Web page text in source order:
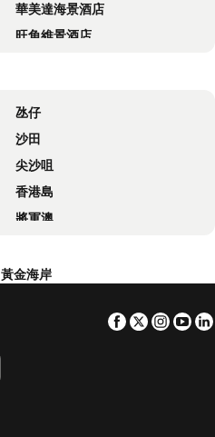
華美達海景酒店
旺角維景酒店
Dorsett Tsuen Wan, Hong Kong
迪士尼好萊塢酒店
Hotel COZi Oasis
Hotel Ease Tsuen Wan
Hotel Ease Access Tsuen Wan
Four Points by Sheraton Hong Kong, Tung Chung
宜必思香港中上環酒店
氹仔
沙田
尖沙咀
香港島
將軍澳
南山區
黃金海岸
Facebook
Twitter